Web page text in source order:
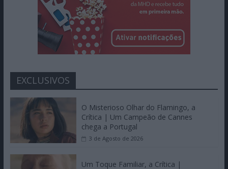
EXCLUSIVOS
O Misterioso Olhar do Flamingo, a
Crítica | Um Campeão de Cannes
chega a Portugal
3 de Agosto de 2026
Um Toque Familiar, a Crítica |